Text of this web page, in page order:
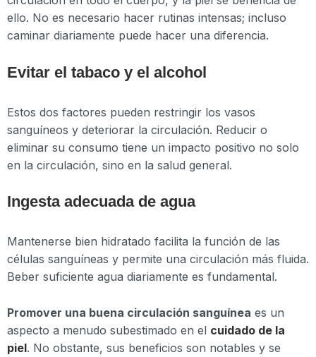
ello. No es necesario hacer rutinas intensas; incluso
caminar diariamente puede hacer una diferencia.
Evitar el tabaco y el alcohol
Estos dos factores pueden restringir los vasos
sanguíneos y deteriorar la circulación. Reducir o
eliminar su consumo tiene un impacto positivo no solo
en la circulación, sino en la salud general.
Ingesta adecuada de agua
Mantenerse bien hidratado facilita la función de las
células sanguíneas y permite una circulación más fluida.
Beber suficiente agua diariamente es fundamental.
Promover una buena circulación sanguínea es un
aspecto a menudo subestimado en el cuidado de la
piel. No obstante, sus beneficios son notables y se